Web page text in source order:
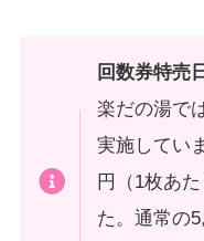
回数券特売
楽だの湯で
実施してい
円（1枚あ
た。通常の